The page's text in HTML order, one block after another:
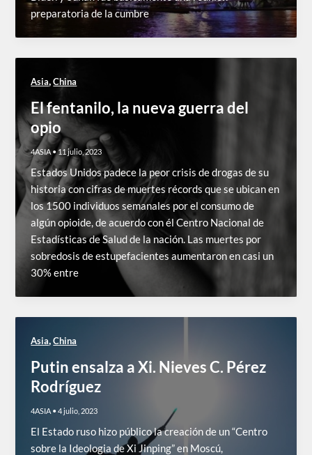
preparatoria de la cumbre
Asia,China
El fentanilo, la nueva guerra del
opio
4ASIA •11 julio, 2023
Estados Unidos padece la peor crisis de drogas de su
historia con cifras de muertes récords que se ubican en
los 1500 individuos semanales por el consumo de
algún opioide, de acuerdo con él Centro Nacional de
Estadísticas de Salud de la nación. Las muertes por
sobredosis de estupefacientes aumentaron en casi un
30% entre
Asia,China
Putin ensalza a Xi. Nieves C. Pérez
Rodríguez
4ASIA •4 julio, 2023
El Estado ruso hizo público la creación de un “Centro
sobre la Ideologia de Xi Jinping” en Moscú,